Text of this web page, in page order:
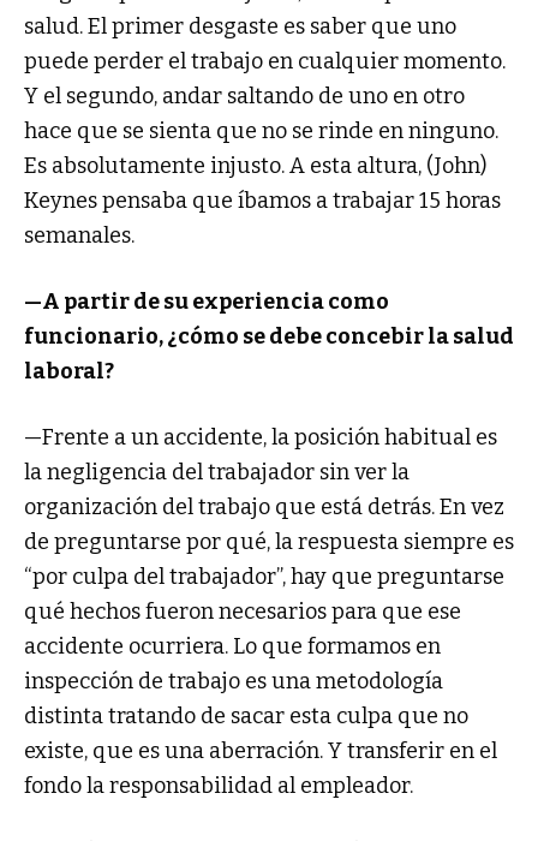
salud. El primer desgaste es saber que uno
puede perder el trabajo en cualquier momento.
Y el segundo, andar saltando de uno en otro
hace que se sienta que no se rinde en ninguno.
Es absolutamente injusto. A esta altura, (John)
Keynes pensaba que íbamos a trabajar 15 horas
semanales.
—A partir de su experiencia como
funcionario, ¿cómo se debe concebir la salud
laboral?
—Frente a un accidente, la posición habitual es
la negligencia del trabajador sin ver la
organización del trabajo que está detrás. En vez
de preguntarse por qué, la respuesta siempre es
“por culpa del trabajador”, hay que preguntarse
qué hechos fueron necesarios para que ese
accidente ocurriera. Lo que formamos en
inspección de trabajo es una metodología
distinta tratando de sacar esta culpa que no
existe, que es una aberración. Y transferir en el
fondo la responsabilidad al empleador.